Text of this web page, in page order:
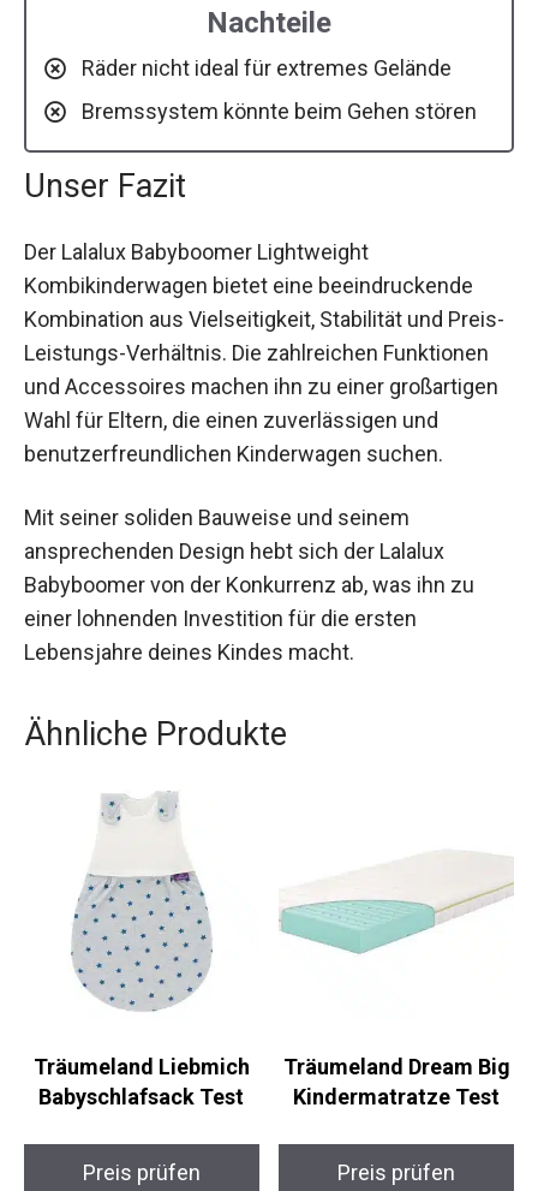
Nachteile
Räder nicht ideal für extremes Gelände
Bremssystem könnte beim Gehen stören
Unser Fazit
Der Lalalux Babyboomer Lightweight
Kombikinderwagen bietet eine beeindruckende
Kombination aus Vielseitigkeit, Stabilität und Preis-
Leistungs-Verhältnis. Die zahlreichen Funktionen
und Accessoires machen ihn zu einer großartigen
Wahl für Eltern, die einen zuverlässigen und
benutzerfreundlichen Kinderwagen suchen.
Mit seiner soliden Bauweise und seinem
ansprechenden Design hebt sich der Lalalux
Babyboomer von der Konkurrenz ab, was ihn zu
einer lohnenden Investition für die ersten
Lebensjahre deines Kindes macht.
Ähnliche Produkte
Träumeland Liebmich
Babyschlafsack Test
Preis prüfen
Träumeland Dream Big
Kindermatratze Test
Preis prüfen